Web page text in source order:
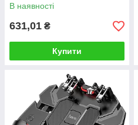
В наявності
631,01 ₴
Купити